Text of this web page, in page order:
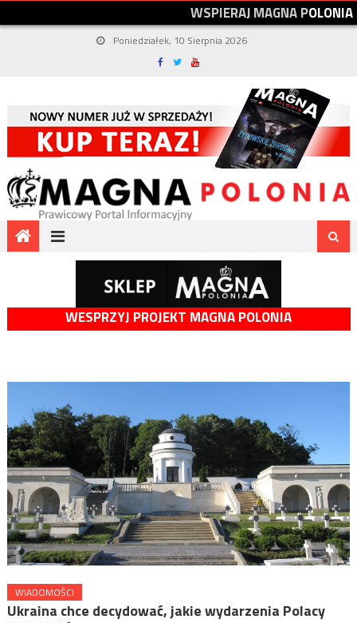
WSPIERAJMAGNAPOLONIA
Poniedziałek, 10 Sierpnia 2026
WESPRZYJ PROJEKT MAGNA POLONIA
WIADOMOŚCI
Ukraina chce decydować, jakie wydarzenia Polacy